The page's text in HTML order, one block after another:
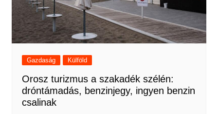
Gazdaság Külföld
Orosz turizmus a szakadék szélén:
dróntámadás, benzinjegy, ingyen benzin
csalinak